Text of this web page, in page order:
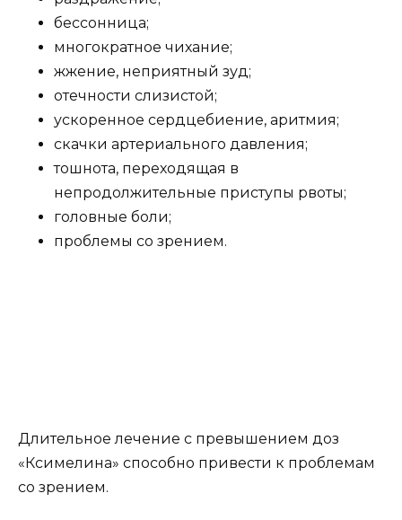
бессонница;
многократное чихание;
жжение, неприятный зуд;
отечности слизистой;
ускоренное сердцебиение, аритмия;
скачки артериального давления;
тошнота, переходящая в
непродолжительные приступы рвоты;
головные боли;
проблемы со зрением.
Длительное лечение с превышением доз
«Ксимелина» способно привести к проблемам
со зрением.